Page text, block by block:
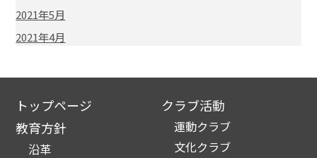
2021年5月
2021年4月
トップページ
教育方針
沿革
クラブ活動
運動クラブ
文化クラブ